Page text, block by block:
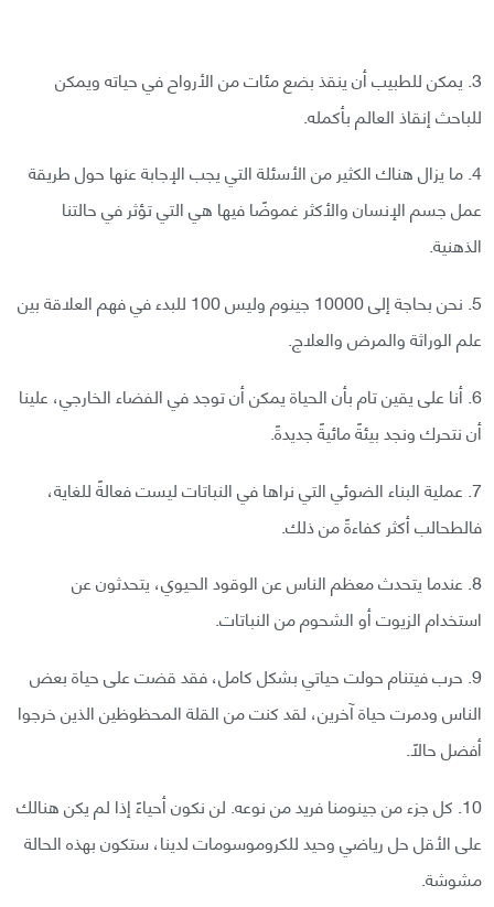
3. يمكن للطبيب أن ينقذ بضع مئات من الأرواح في حياته ويمكن
للباحث إنقاذ العالم بأكمله.
4. ما يزال هناك الكثير من الأسئلة التي يجب الإجابة عنها حول طريقة
عمل جسم الإنسان والأكثر غموضًا فيها هي التي تؤثر في حالتنا
الذهنية.
5. نحن بحاجة إلى 10000 جينوم وليس 100 للبدء في فهم العلاقة بين
علم الوراثة والمرض والعلاج.
6. أنا على يقين تام بأن الحياة يمكن أن توجد في الفضاء الخارجي، علينا
أن نتحرك ونجد بيئةً مائيةً جديدةً.
7. عملية البناء الضوئي التي نراها في النباتات ليست فعالةً للغاية،
فالطحالب أكثر كفاءةً من ذلك.
8. عندما يتحدث معظم الناس عن الوقود الحيوي، يتحدثون عن
استخدام الزيوت أو الشحوم من النباتات.
9. حرب فيتنام حولت حياتي بشكل كامل، فقد قضت على حياة بعض
الناس ودمرت حياة آخرين، لقد كنت من القلة المحظوظين الذين خرجوا
أفضل حالاً.
10. كل جزء من جينومنا فريد من نوعه. لن نكون أحياءً إذا لم يكن هنالك
على الأقل حل رياضي وحيد للكروموسومات لدينا، ستكون بهذه الحالة
مشوشة.